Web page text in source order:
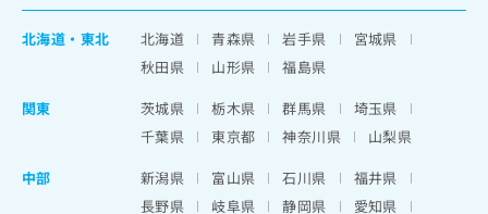
北海道 ・ 東北 北海道 青森県 岩手県
宮城県
秋田県
山形県
福島県
関東
茨城県 栃木県 群馬県
埼玉県
千葉県
東京都 神奈川県
山梨県
中部
新潟県 富山県 石川県
福井県
長野県
岐阜県 静岡県
愛知県